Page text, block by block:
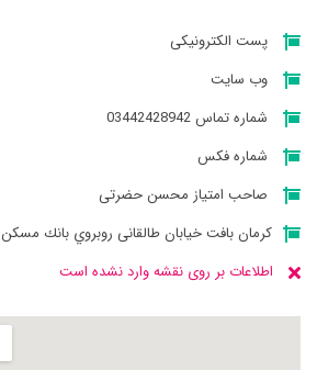
پست الکترونیکی
وب سایت
شماره تماس 03442428942
شماره فکس
صاحب امتیاز محسن حضرتی
كرمان بافت خیابان طالقانی روبروي بانك مسكن
اطلاعات بر روی نقشه وارد نشده است